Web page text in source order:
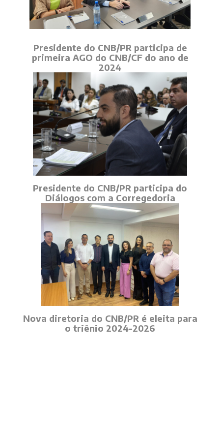
Presidente do CNB/PR participa de
primeira AGO do CNB/CF do ano de
2024
Presidente do CNB/PR participa do
Diálogos com a Corregedoria
Nova diretoria do CNB/PR é eleita para
o triênio 2024-2026